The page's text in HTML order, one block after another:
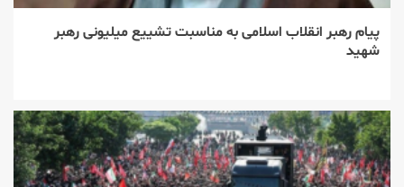
پیام رهبر انقلاب اسلامی به مناسبت تشییع میلیونی رهبر
شهید